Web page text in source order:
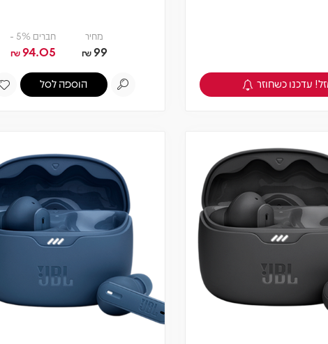
צפיה במוצר
עדכנו כשחוזר
מחיר
99
₪
חברים 5% -
94.05
₪
הוספה לסל